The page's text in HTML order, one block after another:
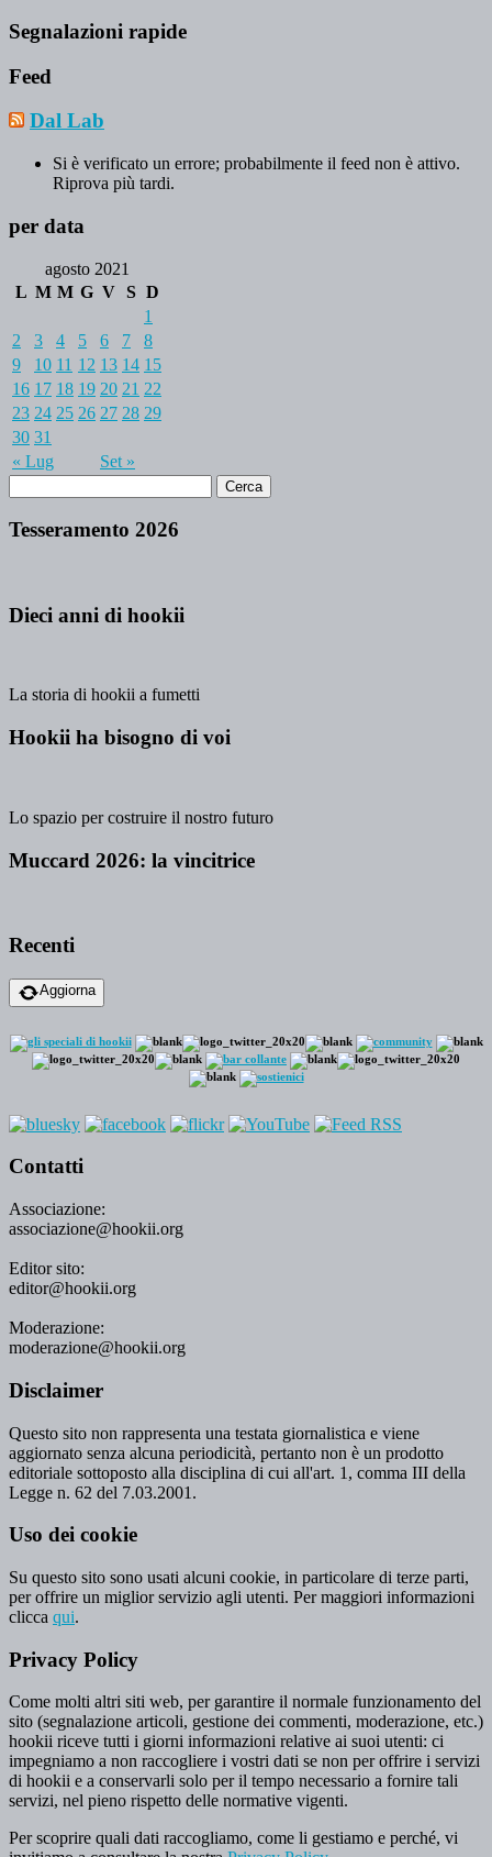
Segnalazioni rapide
Feed
Dal Lab
Si è verificato un errore; probabilmente il feed non è attivo.
Riprova più tardi.
per data
agosto 2021
L M M G V S D
« Lug Set »
1
2
3 4 5 6 7
8
9
10 11 12 13 14 15
16 17 18 19 20 21 22
23 24 25 26 27 28 29
30 31
Tesseramento 2026
Dieci anni di hookii
La storia di hookii a fumetti
Hookii ha bisogno di voi
Lo spazio per costruire il nostro futuro
Muccard 2026: la vincitrice
Recenti
Aggiorna
Contatti
Associazione:
associazione@hookii.org
Editor sito:
editor@hookii.org
Moderazione:
moderazione@hookii.org
Disclaimer
Questo sito non rappresenta una testata giornalistica e viene
aggiornato senza alcuna periodicità, pertanto non è un prodotto
editoriale sottoposto alla disciplina di cui all'art. 1, comma III della
Legge n. 62 del 7.03.2001.
Uso dei cookie
Su questo sito sono usati alcuni cookie, in particolare di terze parti,
per offrire un miglior servizio agli utenti. Per maggiori informazioni
clicca qui.
Privacy Policy
Come molti altri siti web, per garantire il normale funzionamento del
sito (segnalazione articoli, gestione dei commenti, moderazione, etc.)
hookii riceve tutti i giorni informazioni relative ai suoi utenti: ci
impegniamo a non raccogliere i vostri dati se non per offrire i servizi
di hookii e a conservarli solo per il tempo necessario a fornire tali
servizi, nel pieno rispetto delle normative vigenti.
Per scoprire quali dati raccogliamo, come li gestiamo e perché, vi